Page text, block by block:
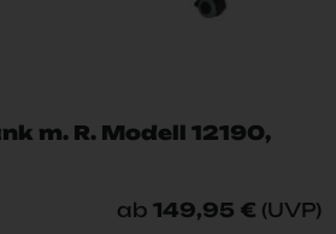
m. R. Modell 12190,
ab 149,95 € (UVP)